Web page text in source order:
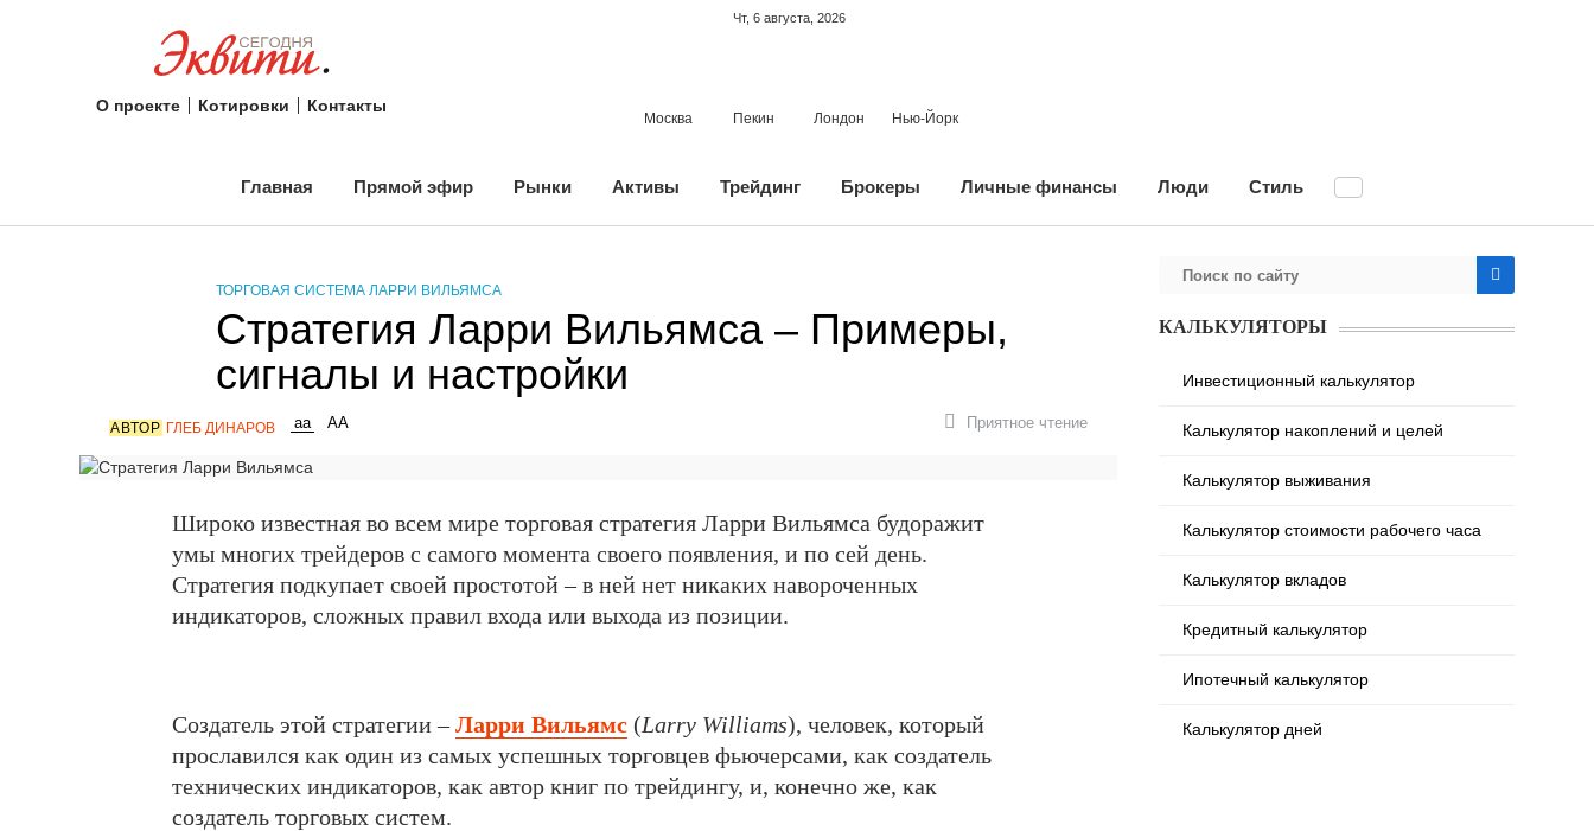
О проекте Котировки Контакты
Чт, 6 августа, 2026
Москва Пекин Лондон Нью-Йорк
Главная Прямой эфир Рынки Активы Трейдинг Брокеры Личные финансы Люди Стиль
ТОРГОВАЯ СИСТЕМА ЛАРРИ ВИЛЬЯМСА
Стратегия Ларри Вильямса – Примеры,
сигналы и настройки
АВТОР ГЛЕБ ДИНАРОВ Приятное чтение
Широко известная во всем мире торговая стратегия Ларри Вильямса будоражит
умы многих трейдеров с самого момента своего появления, и по сей день.
Стратегия подкупает своей простотой – в ней нет никаких навороченных
индикаторов, сложных правил входа или выхода из позиции.
Создатель этой стратегии –Ларри Вильямс(Larry Williams), человек, который
прославился как один из самых успешных торговцев фьючерсами, как создатель
технических индикаторов, как автор книг по трейдингу, и, конечно же, как
создатель торговых систем.
КАЛЬКУЛЯТОРЫ
Инвестиционный калькулятор
Калькулятор накоплений и целей
Калькулятор выживания
Калькулятор стоимости рабочего часа
Калькулятор вкладов
Кредитный калькулятор
Ипотечный калькулятор
Калькулятор дней